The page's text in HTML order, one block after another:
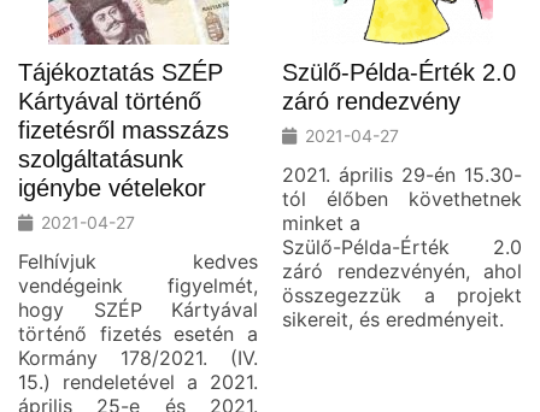
Tájékoztatás SZÉP
Kártyával történő
fizetésről masszázs
szolgáltatásunk
igénybe vételekor
2021-04-27
Felhívjuk kedves
vendégeink figyelmét,
hogy SZÉP Kártyával
történő fizetés esetén a
Kormány 178/2021. (IV.
15.) rendeletével a 2021.
április 25-e és 2021.
Szülő-Példa-Érték 2.0
záró rendezvény
2021-04-27
2021. április 29-én 15.30-
tól élőben követhetnek
minket a
Szülő-Példa-Érték 2.0
záró rendezvényén, ahol
összegezzük a projekt
sikereit, és eredményeit.